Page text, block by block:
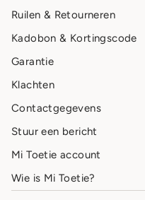
Ruilen & Retourneren
Kadobon & Kortingscode
Garantie
Klachten
Contactgegevens
Stuur een bericht
Mi Toetie account
Wie is Mi Toetie?